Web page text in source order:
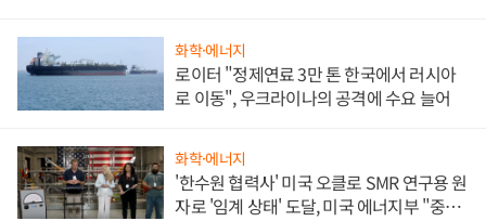
화학·에너지
로이터 "정제연료 3만 톤 한국에서 러시아
로 이동", 우크라이나의 공격에 수요 늘어
화학·에너지
'한수원 협력사' 미국 오클로 SMR 연구용 원
자로 '임계 상태' 도달, 미국 에너지부 "중요